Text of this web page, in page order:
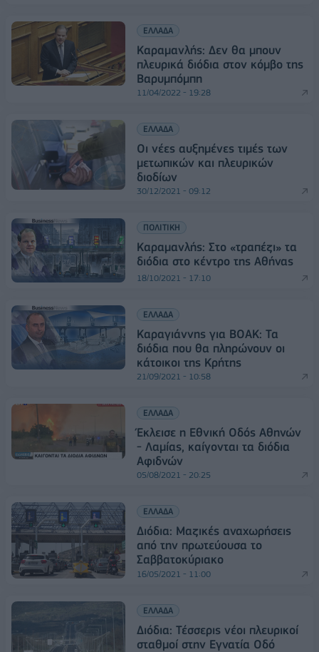
ΕΛΛΑΔΑ
Καραμανλής: Δεν θα μπουν
πλευρικά διόδια στον κόμβο της
Βαρυμπόμπη
11/04/2022 - 19:28
ΕΛΛΑΔΑ
Οι νέες αυξημένες τιμές των
μετωπικών και πλευρικών
διοδίων
30/12/2021 - 09:12
ΠΟΛΙΤΙΚΗ
Καραμανλής: Στο «τραπέζι» τα
διόδια στο κέντρο της Αθήνας
18/10/2021 - 17:10
ΕΛΛΑΔΑ
Καραγιάννης για ΒΟΑΚ: Τα
διόδια που θα πληρώνουν οι
κάτοικοι της Κρήτης
21/09/2021 - 10:58
ΕΛΛΑΔΑ
Έκλεισε η Εθνική Οδός Αθηνών
- Λαμίας, καίγονται τα διόδια
Αφιδνών
05/08/2021 - 20:25
ΕΛΛΑΔΑ
Διόδια: Μαζικές αναχωρήσεις
από την πρωτεύουσα το
Σαββατοκύριακο
16/05/2021 - 11:00
ΕΛΛΑΔΑ
Διόδια: Τέσσερις νέοι πλευρικοί
σταθμοί στην Εγνατία Οδό